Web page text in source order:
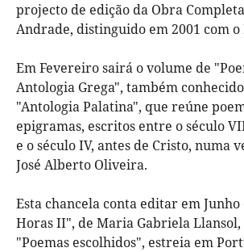
projecto de edição da Obra
Andrade, distinguido em 2001 com o
Em Fevereiro sairá o volume de
Antologia Grega", também
"Antologia Palatina", que reúne
epigramas, escritos entre o século
e o século IV, antes de Cristo, numa
José Alberto Oliveira.
Esta chancela conta editar em
Horas II", de Maria Gabriela Llansol,
"Poemas escolhidos", estreia em